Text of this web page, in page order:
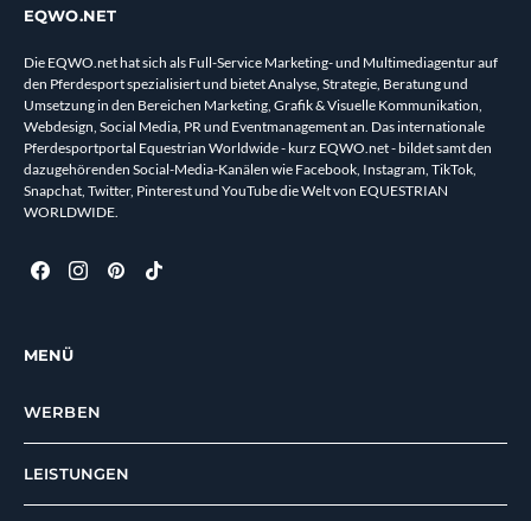
EQWO.NET
Die EQWO.net hat sich als Full-Service Marketing- und Multimediagentur auf
den Pferdesport spezialisiert und bietet Analyse, Strategie, Beratung und
Umsetzung in den Bereichen Marketing, Grafik & Visuelle Kommunikation,
Webdesign, Social Media, PR und Eventmanagement an. Das internationale
Pferdesportportal Equestrian Worldwide - kurz EQWO.net - bildet samt den
dazugehörenden Social-Media-Kanälen wie Facebook, Instagram, TikTok,
Snapchat, Twitter, Pinterest und YouTube die Welt von EQUESTRIAN
WORLDWIDE.
MENÜ
WERBEN
LEISTUNGEN